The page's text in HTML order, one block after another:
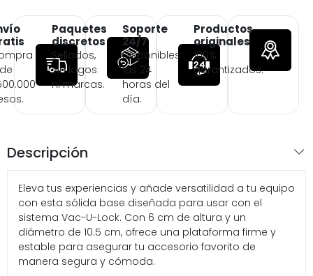
Paquetes
discretos
Sellados,
sin logos
ni marcas.
Soporte
24/7
Disponibles
las 24
horas del
día.
Productos
originales
100%
garantizados.
Descripción
Eleva tus experiencias y añade versatilidad a tu equipo
con esta sólida base diseñada para usar con el
sistema Vac-U-Lock. Con 6 cm de altura y un
diámetro de 10.5 cm, ofrece una plataforma firme y
estable para asegurar tu accesorio favorito de
manera segura y cómoda.